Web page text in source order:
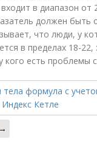
в диапазон от
должен быть
что люди, у
в пределах 18-
кого есть проблемы